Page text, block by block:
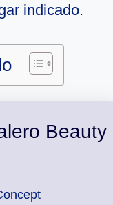
indicado.
Beauty